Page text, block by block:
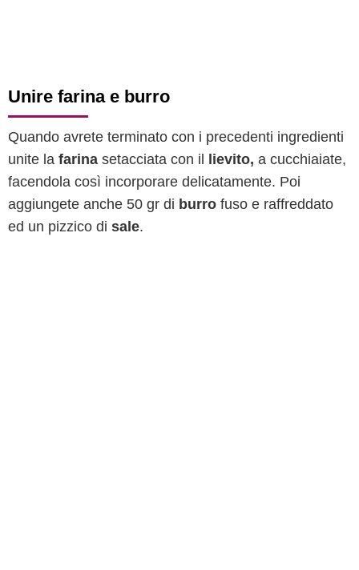
Unire farina e burro
Quando avrete terminato con i precedenti ingredienti
unite la farina setacciata con il lievito, a cucchiaiate,
facendola così incorporare delicatamente. Poi
aggiungete anche 50 gr di burro fuso e raffreddato
ed un pizzico di sale.